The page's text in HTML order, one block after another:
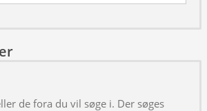
de fora du vil søge i. Der søges